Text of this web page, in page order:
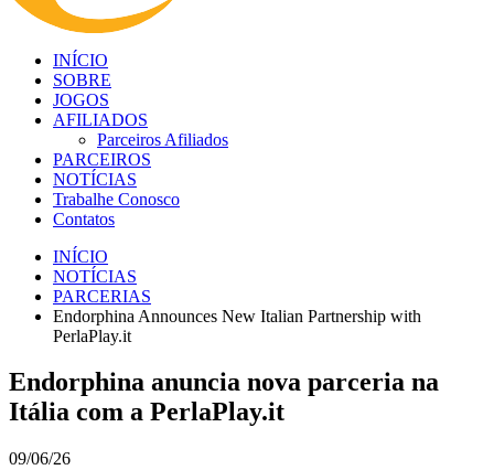
INÍCIO
SOBRE
JOGOS
AFILIADOS
Parceiros Afiliados
PARCEIROS
NOTÍCIAS
Trabalhe Conosco
Contatos
INÍCIO
NOTÍCIAS
PARCERIAS
Endorphina Announces New Italian Partnership with
PerlaPlay.it
Endorphina anuncia nova parceria na
Itália com a PerlaPlay.it
09/06/26